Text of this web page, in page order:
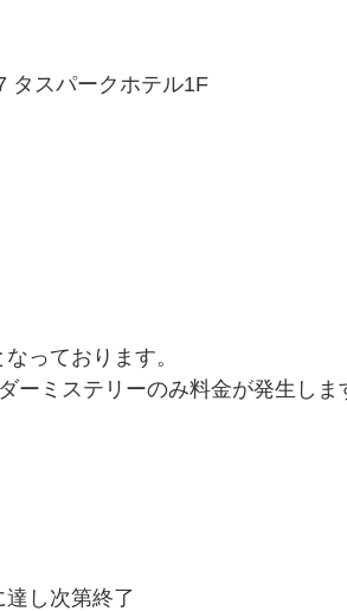
タスパークホテル1F
っております。
ミステリーのみ料金が発生しま
し次第終了